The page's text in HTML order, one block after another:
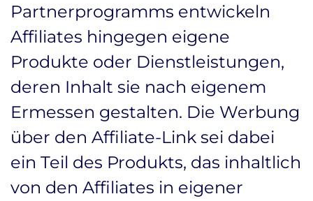
Partnerprogramms entwickeln
Affiliates hingegen eigene
Produkte oder Dienstleistungen,
deren Inhalt sie nach eigenem
Ermessen gestalten. Die Werbung
über den Affiliate-Link sei dabei
ein Teil des Produkts, das inhaltlich
von den Affiliates in eigener